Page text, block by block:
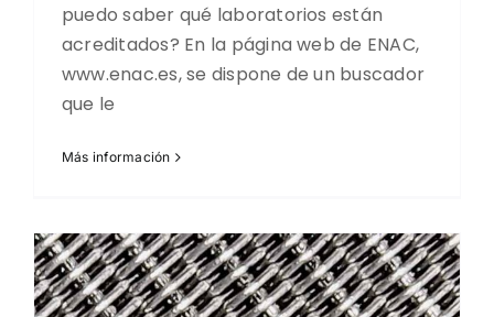
puedo saber qué laboratorios están
acreditados? En la página web de ENAC,
www.enac.es, se dispone de un buscador
que le
Más información